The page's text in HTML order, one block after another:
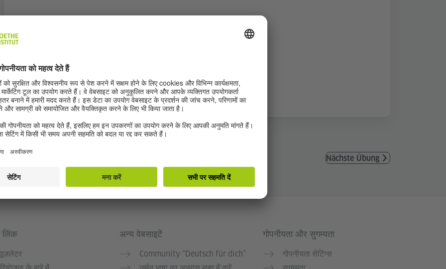
Nächste Übung
लिंक
अन्य वेबसाइटें
Community “Deutsch für dich”
गोपनीयता और सुगम्यता
गोपनीयता सेटिंग्स